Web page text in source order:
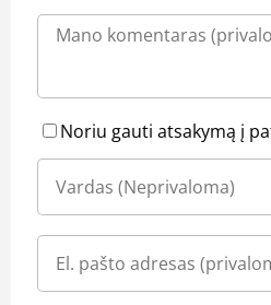
Noriu gauti atsakymą į